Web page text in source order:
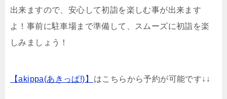
出来ますので、安心して初詣を楽しむ事が出来ます
よ！事前に駐車場まで準備して、スムーズに初詣を楽
しみましょう！
【akippa(あきっぱ!)】 はこちらから予約が可能です↓↓